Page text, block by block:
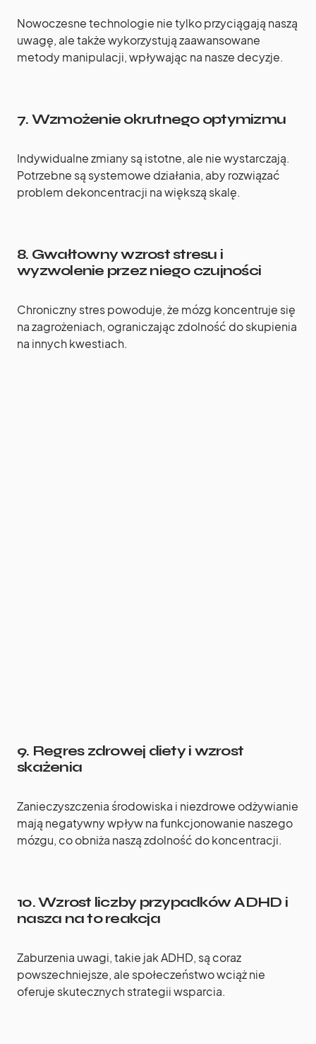
Nowoczesne technologie nie tylko przyciągają naszą
uwagę, ale także wykorzystują zaawansowane
metody manipulacji, wpływając na nasze decyzje.
7. Wzmożenie okrutnego optymizmu
Indywidualne zmiany są istotne, ale nie wystarczają.
Potrzebne są systemowe działania, aby rozwiązać
problem dekoncentracji na większą skalę.
8. Gwałtowny wzrost stresu i
wyzwolenie przez niego czujności
Chroniczny stres powoduje, że mózg koncentruje się
na zagrożeniach, ograniczając zdolność do skupienia
na innych kwestiach.
9. Regres zdrowej diety i wzrost
skażenia
Zanieczyszczenia środowiska i niezdrowe odżywianie
mają negatywny wpływ na funkcjonowanie naszego
mózgu, co obniża naszą zdolność do koncentracji.
10.Wzrost liczby przypadków ADHD i
nasza na to reakcja
Zaburzenia uwagi, takie jak ADHD, są coraz
powszechniejsze, ale społeczeństwo wciąż nie
oferuje skutecznych strategii wsparcia.